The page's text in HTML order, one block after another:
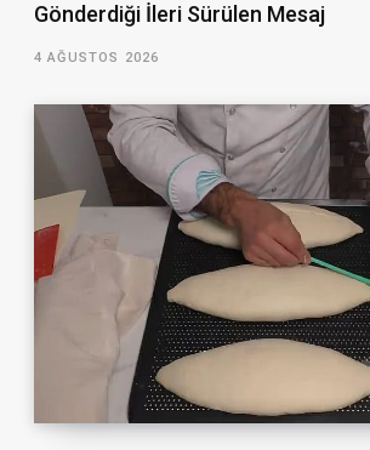
Gönderdiği İleri Sürülen Mesaj
4 AĞUSTOS 2026